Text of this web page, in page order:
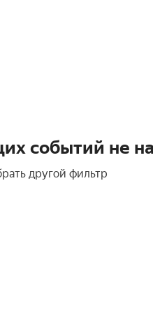
событий не
другой фильтр